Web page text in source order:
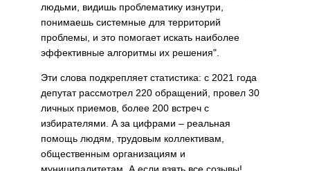
людьми, видишь проблематику изнутри,
понимаешь системные для территорий
проблемы, и это помогает искать наиболее
эффективные алгоритмы их решения".
Эти слова подкрепляет статистика: с 2021 года
депутат рассмотрел 220 обращений, провел 30
личных приемов, более 200 встреч с
избирателями. А за цифрами – реальная
помощь людям, трудовым коллективам,
общественным организациям и
муниципалитетам. А если взять все созывы!..